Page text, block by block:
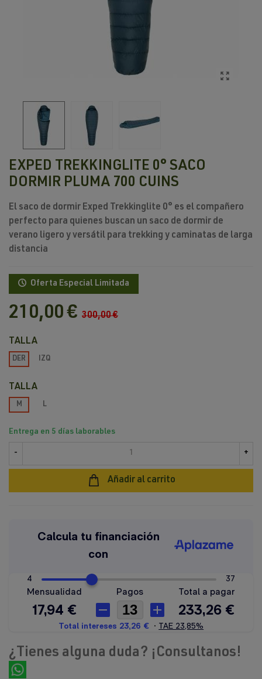
EXPED TREKKINGLITE 0° SACO
DORMIR PLUMA 700 CUINS
El saco de dormir Exped Trekkinglite 0° es el compañero
perfecto para quienes buscan un saco de dormir de
verano ligero yversátil para trekking y caminatas de larga
distancia
Oferta Especial Limitada
210,00 € 300,00 €
TALLA
DER IZQ
TALLA
M L
Entrega en 5 días laborables
- +
Añadir al carrito
¿Tienes alguna duda? ¡Consultanos!